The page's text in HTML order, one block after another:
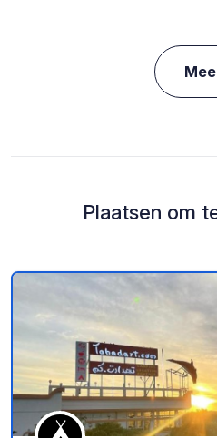
Plaatsen om